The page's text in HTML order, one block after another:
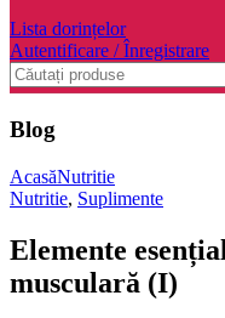
Lista dorințelor
Autentificare / Înregistrare
Blog
AcasăNutritie
Nutritie, Suplimente
Elemente
musculară (I)